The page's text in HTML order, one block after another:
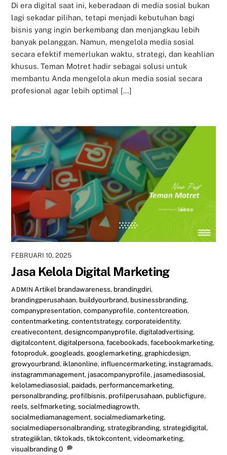
Di era digital saat ini, keberadaan di media sosial bukan
lagi sekadar pilihan, tetapi menjadi kebutuhan bagi
bisnis yang ingin berkembang dan menjangkau lebih
banyak pelanggan. Namun, mengelola media sosial
secara efektif memerlukan waktu, strategi, dan keahlian
khusus. Teman Motret hadir sebagai solusi untuk
membantu Anda mengelola akun media sosial secara
profesional agar lebih optimal […]
FEBRUARI 10, 2025
Jasa Kelola Digital Marketing
ADMIN Artikel brandawareness, brandingdiri,
brandingperusahaan, buildyourbrand, businessbranding,
companypresentation,companyprofile,contentcreation,
contentmarketing,contentstrategy,corporateidentity,
creativecontent,designcompanyprofile,digitaladvertising,
digitalcontent,digitalpersona,facebookads,facebookmarketing,
fotoproduk, googleads, googlemarketing, graphicdesign,
growyourbrand, iklanonline, influencermarketing, instagramads,
instagrammanagement, jasacompanyprofile, jasamediasosial,
kelolamediasosial, paidads, performancemarketing,
personalbranding, profilbisnis, profilperusahaan, publicfigure,
reels,selfmarketing,socialmediagrowth,
socialmediamanagement,socialmediamarketing,
socialmediapersonalbranding,strategibranding,strategidigital,
strategiiklan,tiktokads,tiktokcontent,videomarketing,
visualbranding 0